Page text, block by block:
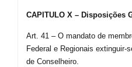
CAPITULO X – Disposições
Art. 41 – O mandato de
Federal e Regionais extinguir-
de Conselheiro.